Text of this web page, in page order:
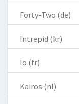
Forty-Two (de)
Intrepid (kr)
Io (fr)
Kairos (nl)